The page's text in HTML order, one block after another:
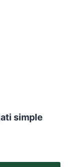
simple